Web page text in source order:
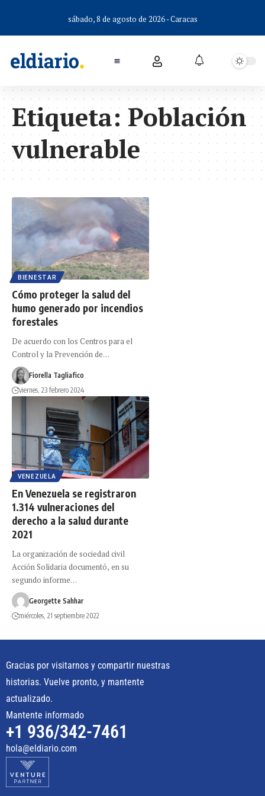
sábado, 8 de agosto de 2026 - Caracas
Etiqueta: Población
vulnerable
BIENESTAR
Cómo proteger la salud del
humo generado por incendios
forestales
De acuerdo con los Centros para el
Control y la Prevención de…
Fiorella Tagliafico
viernes, 23 febrero 2024
VENEZUELA
En Venezuela se registraron
1.314 vulneraciones del
derecho a la salud durante
2021
La organización de sociedad civil
Acción Solidaria documentó, en su
segundo informe…
Georgette Sahhar
miércoles, 21 septiembre 2022
Gracias por visitarnos y compartir nuestras
historias. Vuelve pronto, y mantente
actualizado.
Mantente informado
+1 936/342-7461
hola@eldiario.com